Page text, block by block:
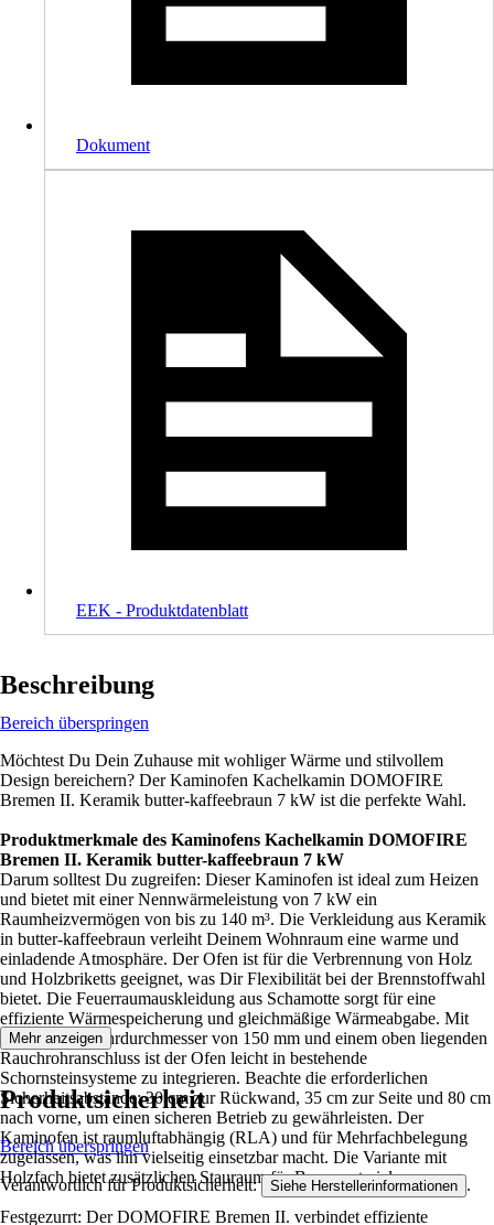
Dokument
EEK - Produktdatenblatt
Beschreibung
Bereich überspringen
Möchtest Du Dein Zuhause mit wohliger Wärme und stilvollem
Design bereichern? Der Kaminofen Kachelkamin DOMOFIRE
Bremen II. Keramik butter-kaffeebraun 7 kW ist die perfekte Wahl.
Produktmerkmale des Kaminofens Kachelkamin DOMOFIRE
Bremen II. Keramik butter-kaffeebraun 7 kW
Darum solltest Du zugreifen: Dieser Kaminofen ist ideal zum Heizen
und bietet mit einer Nennwärmeleistung von 7 kW ein
Raumheizvermögen von bis zu 140 m³. Die Verkleidung aus Keramik
in butter-kaffeebraun verleiht Deinem Wohnraum eine warme und
einladende Atmosphäre. Der Ofen ist für die Verbrennung von Holz
und Holzbriketts geeignet, was Dir Flexibilität bei der Brennstoffwahl
bietet. Die Feuerraumauskleidung aus Schamotte sorgt für eine
effiziente Wärmespeicherung und gleichmäßige Wärmeabgabe. Mit
einem Rauchrohrdurchmesser von 150 mm und einem oben liegenden
Rauchrohranschluss ist der Ofen leicht in bestehende
Schornsteinsysteme zu integrieren. Beachte die erforderlichen
Sicherheitsabstände: 30 cm zur Rückwand, 35 cm zur Seite und 80 cm
nach vorne, um einen sicheren Betrieb zu gewährleisten. Der
Kaminofen ist raumluftabhängig (RLA) und für Mehrfachbelegung
zugelassen, was ihn vielseitig einsetzbar macht. Die Variante mit
Holzfach bietet zusätzlichen Stauraum für Brennmaterial.
Festgezurrt: Der DOMOFIRE Bremen II. verbindet effiziente
Mehr anzeigen
Produktsicherheit
Bereich überspringen
Verantwortlich für Produktsicherheit: Siehe Herstellerinformationen .